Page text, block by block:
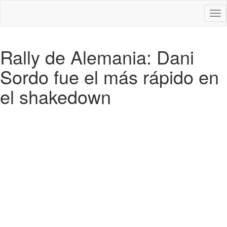
Rally de Alemania: Dani
Sordo fue el más rápido en
el shakedown